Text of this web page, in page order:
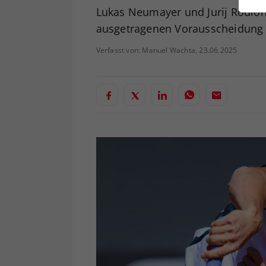
Lukas Neumayer und Jurij
ausgetragenen
Verfasst von: Manuel Wachta, 23.06.2025